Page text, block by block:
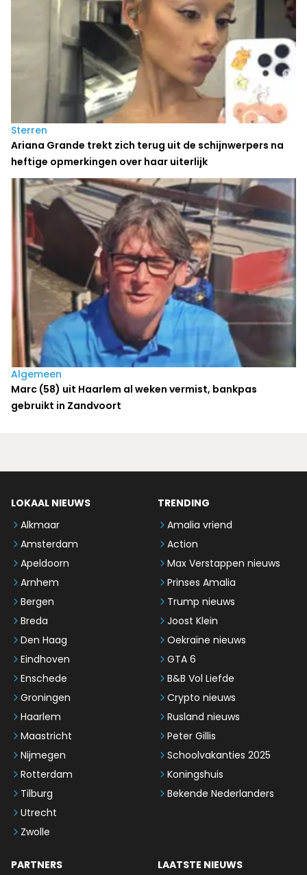
Sterren
Ariana Grande trekt zich terug uit de schijnwerpers na
heftige opmerkingen over haar uiterlijk
Algemeen
Marc (58) uit Haarlem al weken vermist, bankpas
gebruikt in Zandvoort
LOKAAL NIEUWS
Alkmaar
Amsterdam
Apeldoorn
Arnhem
Bergen
Breda
Den Haag
Eindhoven
Enschede
Groningen
Haarlem
Maastricht
Nijmegen
Rotterdam
Tilburg
Utrecht
Zwolle
TRENDING
Amalia vriend
Action
Max Verstappen nieuws
Prinses Amalia
Trump nieuws
Joost Klein
Oekraïne nieuws
GTA 6
B&B Vol Liefde
Crypto nieuws
Rusland nieuws
Peter Gillis
Schoolvakanties 2025
Koningshuis
Bekende Nederlanders
PARTNERS LAATSTE NIEUWS